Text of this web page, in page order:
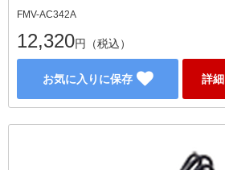
FMV-AC342A
12,320円（税込）
お気に入りに保存 詳